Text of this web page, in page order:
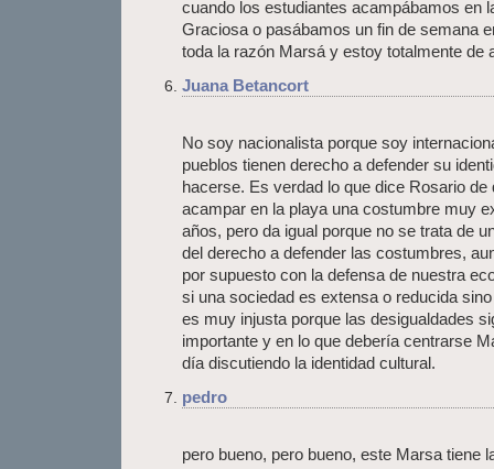
cuando los estudiantes acampábamos en
Graciosa o pasábamos un fin de semana
toda la razón Marsá y estoy totalmente de
Juana Betancort
No soy nacionalista porque soy
pueblos tienen derecho a defender su
hacerse. Es verdad lo que dice Rosario
acampar en la playa una costumbre muy
años, pero da igual porque no se trata de
del derecho a defender las costumbres,
por supuesto con la defensa de nuestra
si una sociedad es extensa o reducida
es muy injusta porque las desigualdades
importante y en lo que debería centrarse
día discutiendo la identidad cultural.
pedro
pero bueno, pero bueno, este Marsa tiene